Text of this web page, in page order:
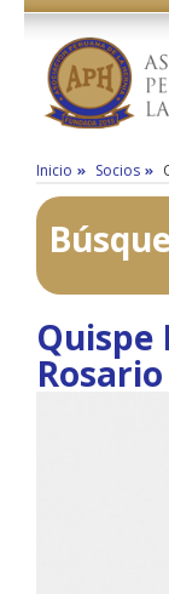
Inicio Socios
Rosario